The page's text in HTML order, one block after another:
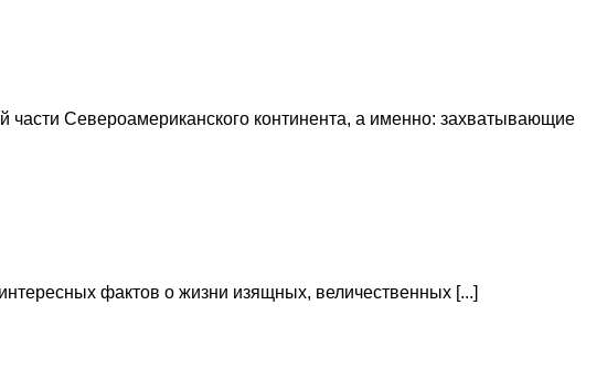
Североамериканского континента, а именно: захватывающие
фактов о жизни изящных, величественных [...]